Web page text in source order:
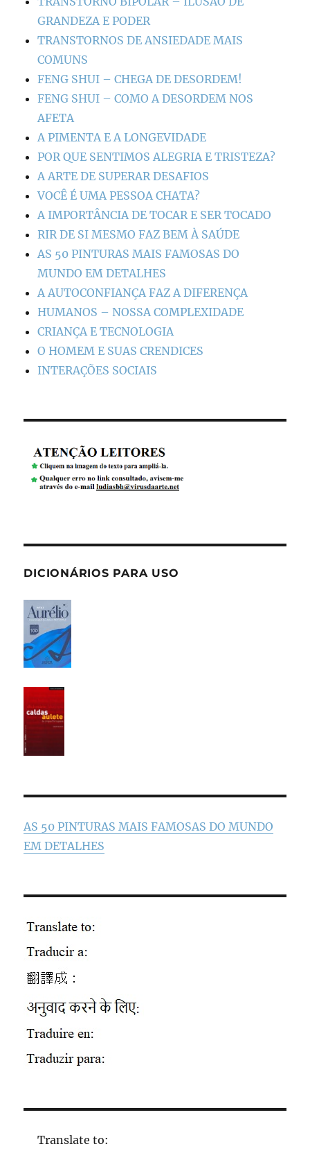
GRANDEZA E PODER
TRANSTORNOS DE ANSIEDADE MAIS
COMUNS
FENG SHUI – CHEGA DE DESORDEM!
FENG SHUI – COMO A DESORDEM NOS
AFETA
A PIMENTA E A LONGEVIDADE
POR QUE SENTIMOS ALEGRIA E TRISTEZA?
A ARTE DE SUPERAR DESAFIOS
VOCÊ É UMA PESSOA CHATA?
A IMPORTÂNCIA DE TOCAR E SER TOCADO
RIR DE SI MESMO FAZ BEM À SAÚDE
AS 50 PINTURAS MAIS FAMOSAS DO
MUNDO EM DETALHES
A AUTOCONFIANÇA FAZ A DIFERENÇA
HUMANOS – NOSSA COMPLEXIDADE
CRIANÇA E TECNOLOGIA
O HOMEM E SUAS CRENDICES
INTERAÇÕES SOCIAIS
DICIONÁRIOS PARA USO
AS 50 PINTURAS MAIS FAMOSAS DO MUNDO
EM DETALHES
Translate to: